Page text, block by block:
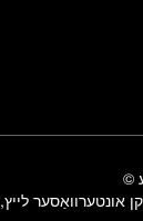
אונטערוואַסער לייץ,